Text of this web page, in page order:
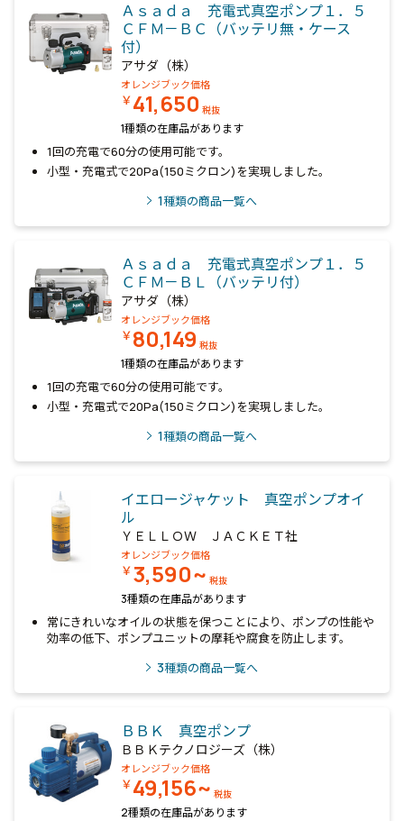
Ａｓａｄａ 充電式真空ポンプ１．５
ＣＦＭ－ＢＣ（バッテリ無・ケース
付）
アサダ（株）
オレンジブック価格
￥41,650 税抜
1種類の在庫品があります
1回の充電で60分の使用可能です。
小型・充電式で20Pa(150ミクロン)を実現しました。
1種類の商品一覧へ
Ａｓａｄａ 充電式真空ポンプ１．５
ＣＦＭ－ＢＬ（バッテリ付）
アサダ（株）
オレンジブック価格
￥80,149 税抜
1種類の在庫品があります
1回の充電で60分の使用可能です。
小型・充電式で20Pa(150ミクロン)を実現しました。
1種類の商品一覧へ
イエロージャケット 真空ポンプオイ
ル
ＹＥＬＬＯＷ ＪＡＣＫＥＴ社
オレンジブック価格
￥3,590~ 税抜
3種類の在庫品があります
常にきれいなオイルの状態を保つことにより、ポンプの性能や
効率の低下、ポンプユニットの摩耗や腐食を防止します。
3種類の商品一覧へ
ＢＢＫ 真空ポンプ
ＢＢＫテクノロジーズ（株）
オレンジブック価格
￥49,156~ 税抜
2種類の在庫品があります